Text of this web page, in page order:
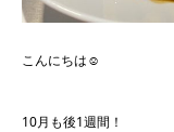
こんにちは☺︎
10月も後1週間！